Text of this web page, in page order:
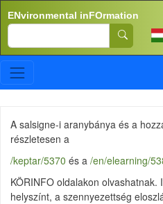
ENvironmental inFOrmation
Search
A salsigne-i aranybánya és a
részletesen a
/keptar/5370 és a /en/elearning/
KÖRINFO oldalakon
helyszínt, a szennyezettség